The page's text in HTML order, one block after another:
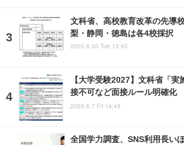
文科省、高校教育改革の先導
梨・静岡・徳島は各4校採択
2026.6.30 Tue 15:45
【大学受験2027】文科省「
接不可など面接ルール明確化
2026.8.7 Fri 14:45
全国学力調査、SNS利用長い